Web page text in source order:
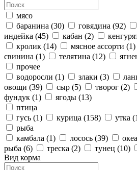
мясо
баранина (30) говядина (92)
индейка (45) кабан (2)
кролик (14) мясное ассорти (1)
свинина (1) телятина (12)
прочее
водоросли (1) злаки (3)
овощи (39) сыр (5) творог (2)
фундук (1) ягоды (13)
птица
гусь (1) курица (158) утка (
рыба
камбала (1) лосось (39)
рыба (6) треска (2) тунец (10)
Вид корма